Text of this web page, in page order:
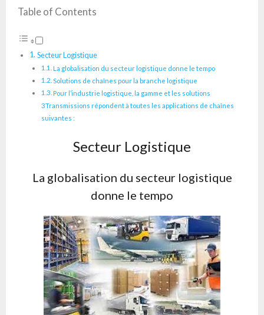
Table of Contents
Secteur Logistique
La globalisation du secteur logistique donne le tempo
Solutions de chaînes pour la branche logistique
Pour l’industrie logistique, la gamme et les solutions
3Transmissions répondent à toutes les applications de chaînes
suivantes :
Secteur Logistique
La globalisation du secteur logistique
donne le tempo